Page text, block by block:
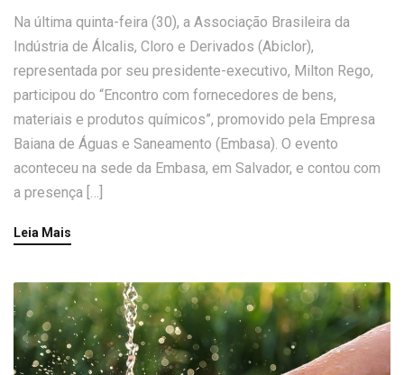
Na última quinta-feira (30), a Associação Brasileira da
Indústria de Álcalis, Cloro e Derivados (Abiclor),
representada por seu presidente-executivo, Milton Rego,
participou do “Encontro com fornecedores de bens,
materiais e produtos químicos”, promovido pela Empresa
Baiana de Águas e Saneamento (Embasa). O evento
aconteceu na sede da Embasa, em Salvador, e contou com
a presença […]
Leia Mais